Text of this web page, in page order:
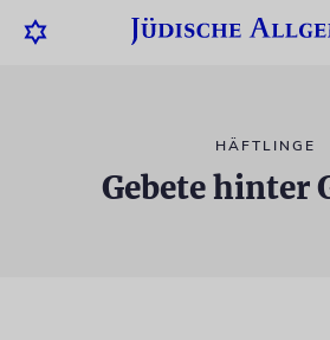
HÄFTLINGE
Gebete hinter